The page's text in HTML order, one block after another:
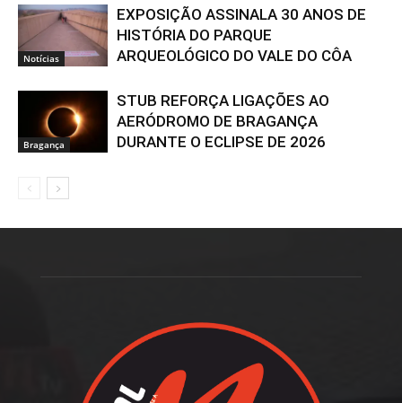
Notícias
EXPOSIÇÃO ASSINALA 30 ANOS DE
HISTÓRIA DO PARQUE
ARQUEOLÓGICO DO VALE DO CÔA
Bragança
STUB REFORÇA LIGAÇÕES AO
AERÓDROMO DE BRAGANÇA
DURANTE O ECLIPSE DE 2026